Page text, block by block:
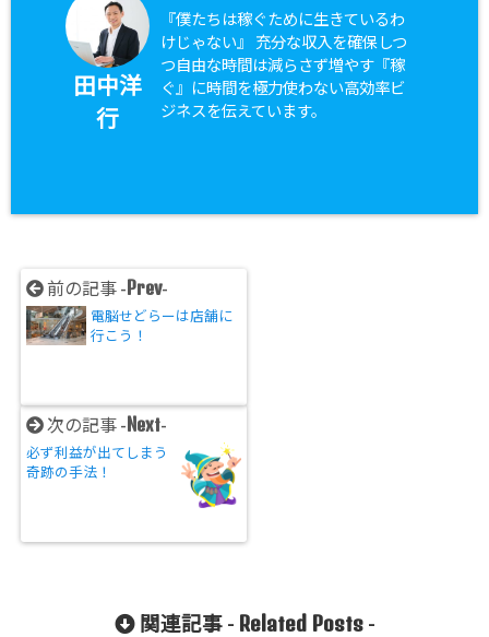
田中洋
行
『僕たちは稼ぐために生きているわ
けじゃない』 充分な収入を確保しつ
つ自由な時間は減らさず増やす『稼
ぐ』に時間を極力使わない高効率ビ
ジネスを伝えています。
前の記事 -Prev-
電脳せどらーは店舗に
行こう！
次の記事 -Next-
必ず利益が出てしまう
奇跡の手法！
関連記事 - Related Posts-